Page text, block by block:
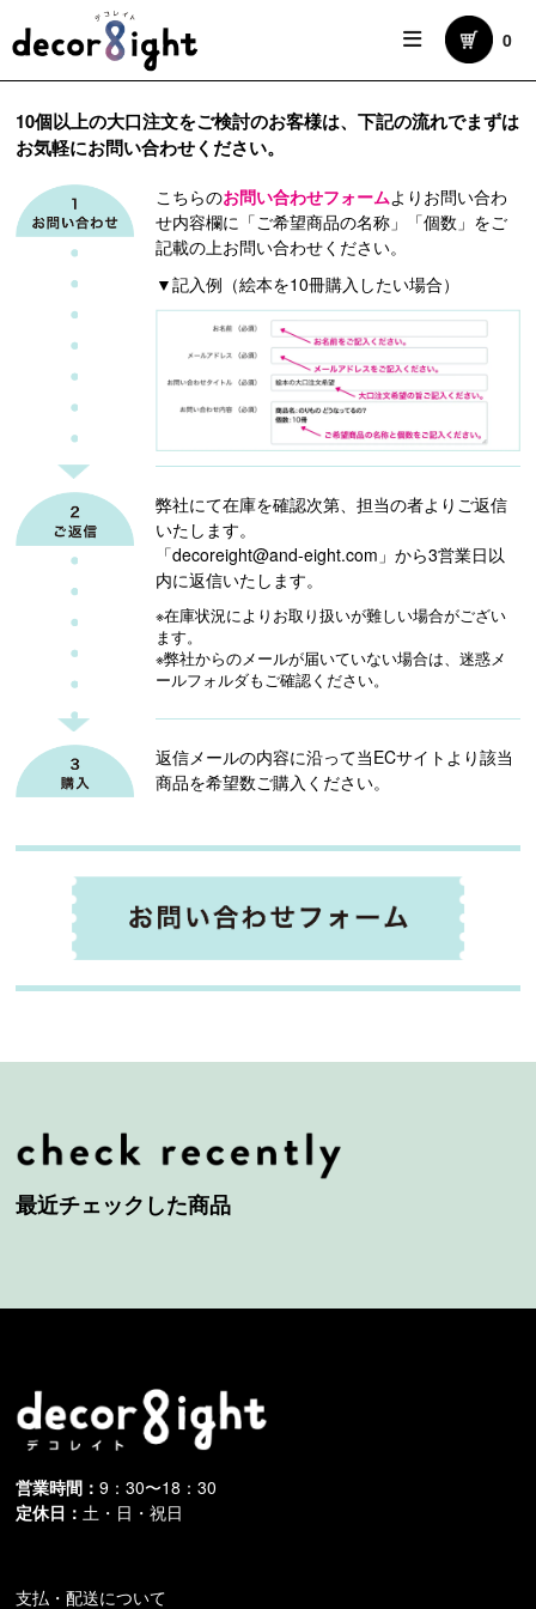
0
10個以上の大口注文をご検討のお客様は、下記の流れでまずは
お気軽にお問い合わせください。
こちらのお問い合わせフォームより お問い合わ
せ内容欄に「ご希望商品の名称」「個数」 をご
記載の上お問い合わせください。
▼記入例（絵本を10冊購入したい場合）
弊社にて在庫を確認次第、担当の者よりご返信
いたします。
「decoreight@and-eight.com」から3営業日以
内に返信いたします。
※在庫状況によりお取り扱いが難しい場合がござい
ます。
※弊社からのメールが届いていない場合は、迷惑メ
ールフォルダもご確認ください。
返信メールの内容に沿って当ECサイトより該当
商品を希望数ご購入ください。
最近チェックした商品
営業時間：9：30〜18：30
定休日： 土・日・祝日
支払・配送について